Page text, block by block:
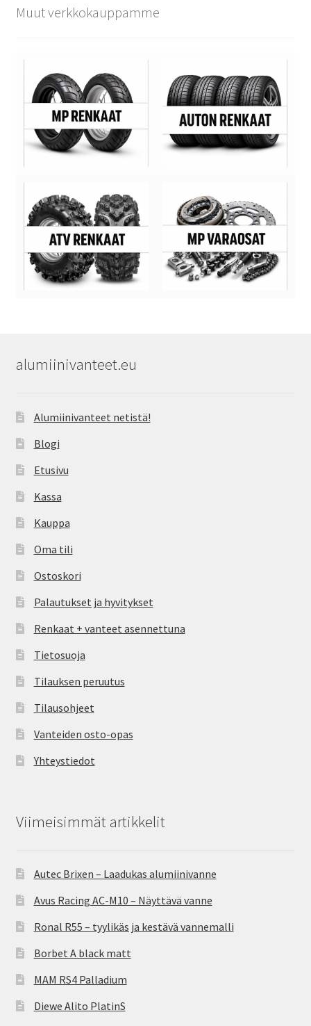
Muut verkkokauppamme
alumiinivanteet.eu
Alumiinivanteet netistä!
Blogi
Etusivu
Kassa
Kauppa
Oma tili
Ostoskori
Palautukset ja hyvitykset
Renkaat + vanteet asennettuna
Tietosuoja
Tilauksen peruutus
Tilausohjeet
Vanteiden osto-opas
Yhteystiedot
Viimeisimmät artikkelit
Autec Brixen – Laadukas alumiinivanne
Avus Racing AC-M10 – Näyttävä vanne
Ronal R55 – tyylikäs ja kestävä vannemalli
Borbet A black matt
MAM RS4 Palladium
Diewe Alito PlatinS